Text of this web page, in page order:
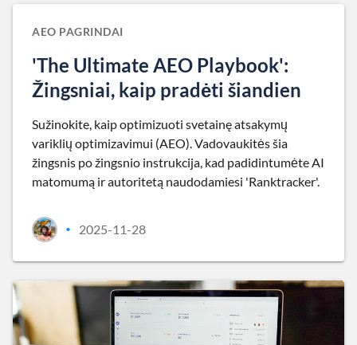
AEO PAGRINDAI
'The Ultimate AEO Playbook':
Žingsniai, kaip pradėti šiandien
Sužinokite, kaip optimizuoti svetainę atsakymų
variklių optimizavimui (AEO). Vadovaukitės šia
žingsnis po žingsnio instrukcija, kad padidintumėte AI
matomumą ir autoritetą naudodamiesi 'Ranktracker'.
• 2025-11-28